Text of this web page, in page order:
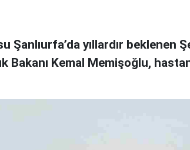
Şanlıurfa’da yıllardır beklenen
Bakanı Kemal Memişoğlu,